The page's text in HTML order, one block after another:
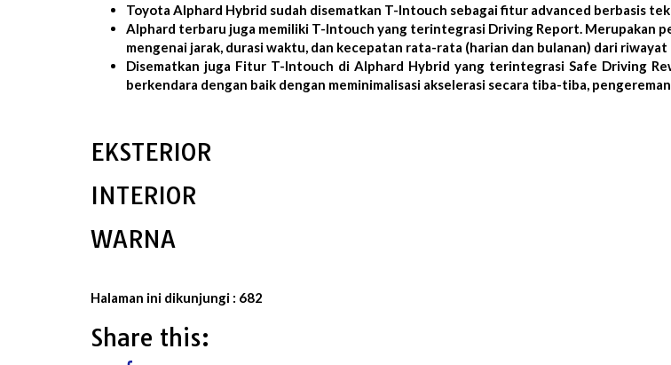
Toyota Alphard Hybrid sudah disematkan T-Intouch sebagai fitur advanced berbasis
Alphard terbaru juga memiliki T-Intouch yang terintegrasi Driving Report. Merupakan
mengenai jarak, durasi waktu, dan kecepatan rata-rata (harian dan bulanan) dari
Disematkan juga Fitur T-Intouch di Alphard Hybrid yang terintegrasi Safe Driving
berkendara dengan baik dengan meminimalisasi akselerasi secara tiba-tiba,
EKSTERIOR
INTERIOR
WARNA
Halaman ini dikunjungi : 682
Share this: